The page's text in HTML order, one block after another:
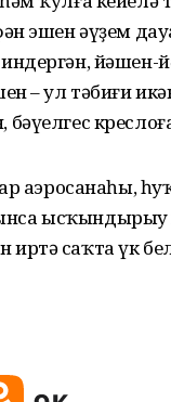
эшен әүҙем
– ул тәбиғи
аэросанаһы,
ысҡындырыу
саҡта үк